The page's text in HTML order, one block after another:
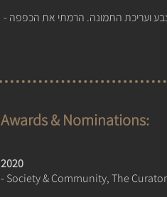
ועריכת התמונה. הרמתי את הכפפה -
Awards & Nominations:
2020
- Society & Community, The